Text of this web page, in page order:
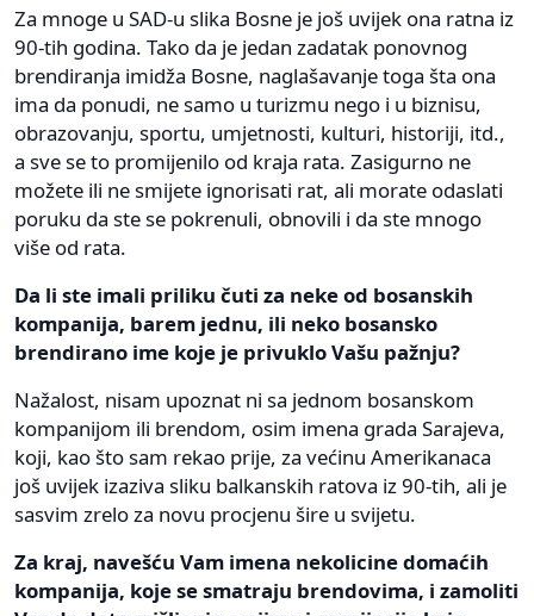
Za mnoge u SAD-u slika Bosne je još uvijek ona ratna iz
90-tih godina. Tako da je jedan zadatak ponovnog
brendiranja imidža Bosne, naglašavanje toga šta ona
ima da ponudi, ne samo u turizmu nego i u biznisu,
obrazovanju, sportu, umjetnosti, kulturi, historiji, itd.,
a sve se to promijenilo od kraja rata. Zasigurno ne
možete ili ne smijete ignorisati rat, ali morate odaslati
poruku da ste se pokrenuli, obnovili i da ste mnogo
više od rata.
Da li ste imali priliku čuti za neke od bosanskih
kompanija, barem jednu, ili neko bosansko
brendirano ime koje je privuklo Vašu pažnju?
Nažalost, nisam upoznat ni sa jednom bosanskom
kompanijom ili brendom, osim imena grada Sarajeva,
koji, kao što sam rekao prije, za većinu Amerikanaca
još uvijek izaziva sliku balkanskih ratova iz 90-tih, ali je
sasvim zrelo za novu procjenu šire u svijetu.
Za kraj, navešću Vam imena nekolicine domaćih
kompanija, koje se smatraju brendovima, i zamoliti